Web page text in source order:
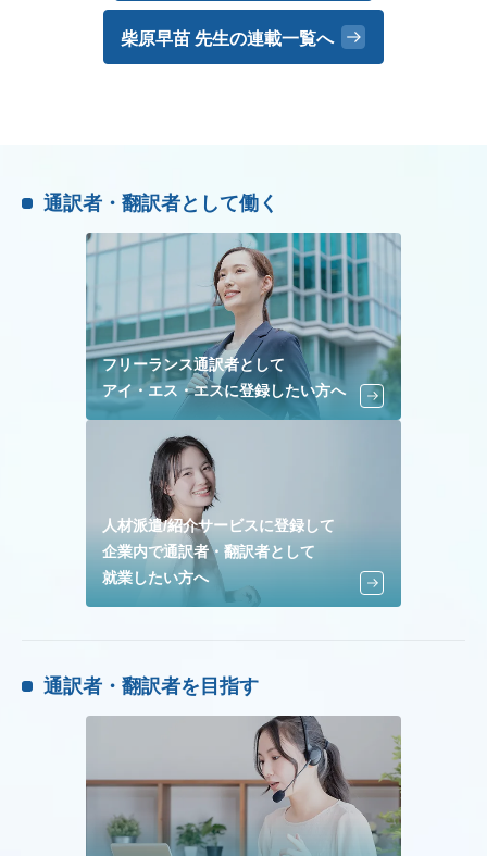
柴原早苗 先生の連載一覧へ
通訳者・翻訳者として働く
フリーランス通訳者として
アイ・エス・エスに登録したい方へ
人材派遣/紹介サービスに登録して
企業内で通訳者・翻訳者として
就業したい方へ
通訳者・翻訳者を目指す